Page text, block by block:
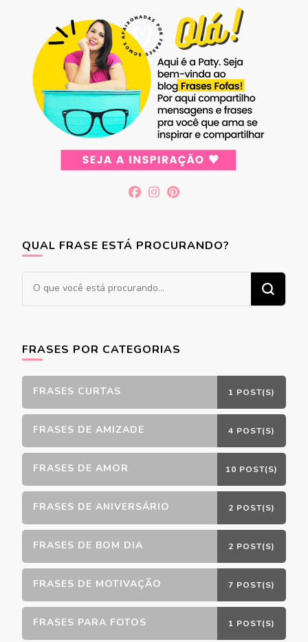
QUAL FRASE ESTÁ PROCURANDO?
Procurando
algo?
FRASES POR CATEGORIAS
FRASES CURTAS 1 POST(S)
FRASES DE AMIZADE 4 POST(S)
FRASES DE AMOR 10 POST(S)
FRASES DE ANIVERSÁRIO 2 POST(S)
FRASES DE BOM DIA 2 POST(S)
FRASES DE MOTIVAÇÃO 7 POST(S)
FRASES PARA FOTOS 1 POST(S)